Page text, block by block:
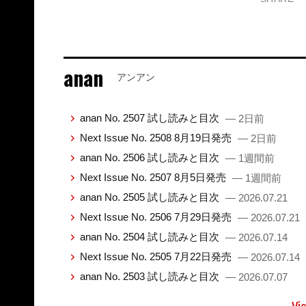
anan アンアン
anan No. 2507 試し読みと目次 — 2日前
Next Issue No. 2508 8月19日発売 — 2日前
anan No. 2506 試し読みと目次 — 1週間前
Next Issue No. 2507 8月5日発売 — 1週間前
anan No. 2505 試し読みと目次 — 2026.07.21
Next Issue No. 2506 7月29日発売 — 2026.07.21
anan No. 2504 試し読みと目次 — 2026.07.14
Next Issue No. 2505 7月22日発売 — 2026.07.14
anan No. 2503 試し読みと目次 — 2026.07.07